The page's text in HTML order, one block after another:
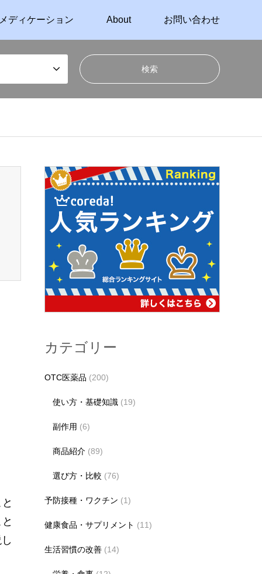
ディケーション About お問い合わせ
カテゴリー
OTC医薬品 (200)
使い方・基礎知識 (19)
副作用 (6)
商品紹介 (89)
選び方・比較 (76)
予防接種・ワクチン (1)
健康食品・サプリメント (11)
生活習慣の改善 (14)